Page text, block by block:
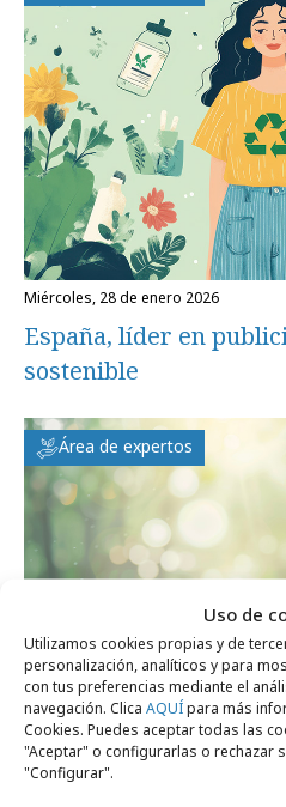
Uso de
Utilizamos cookies propias y de
personalización, analíticos y para
con tus preferencias mediante el
navegación. Clica AQUÍpara más
Cookies. Puedes aceptar todas las
"Aceptar" o configurarlas o rechazar
"Configurar".
miércoles, 28 de enero 2026
España, líder en
sostenible
Área de expertos
miércoles, 10 de diciembre 2025